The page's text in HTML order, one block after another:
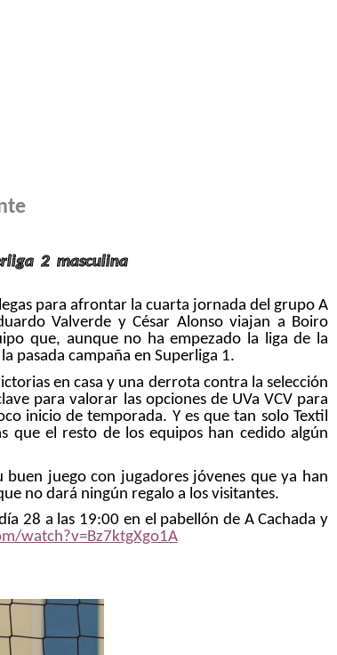
2 masculina
para afrontar la cuarta jornada del grupo A
Valverde y César Alonso viajan a Boiro
que, aunque no ha empezado la liga de la
pasada campaña en Superliga 1.
en casa y una derrota contra la selección
para valorar las opciones de UVa VCV para
inicio de temporada. Y es que tan solo Textil
que el resto de los equipos han cedido algún
buen juego con jugadores jóvenes que ya han
no dará ningún regalo a los visitantes.
28 a las 19:00 en el pabellón de A Cachada y
watch?v=Bz7ktgXgo1A